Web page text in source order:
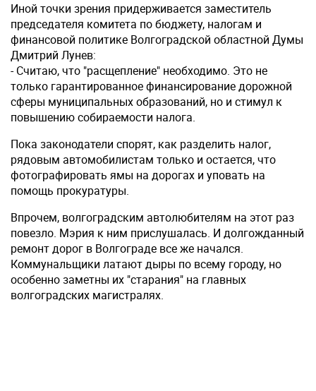
Иной точки зрения придерживается заместитель
председателя комитета по бюджету, налогам и
финансовой политике Волгоградской областной Думы
Дмитрий Лунев:
- Считаю, что "расщепление" необходимо. Это не
только гарантированное финансирование дорожной
сферы муниципальных образований, но и стимул к
повышению собираемости налога.
Пока законодатели спорят, как разделить налог,
рядовым автомобилистам только и остается, что
фотографировать ямы на дорогах и уповать на
помощь прокуратуры.
Впрочем, волгоградским автолюбителям на этот раз
повезло. Мэрия к ним прислушалась. И долгожданный
ремонт дорог в Волгограде все же начался.
Коммунальщики латают дыры по всему городу, но
особенно заметны их "старания" на главных
волгоградских магистралях.